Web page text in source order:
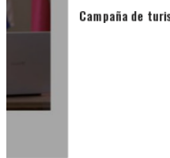
Campaña de turismo otoño-